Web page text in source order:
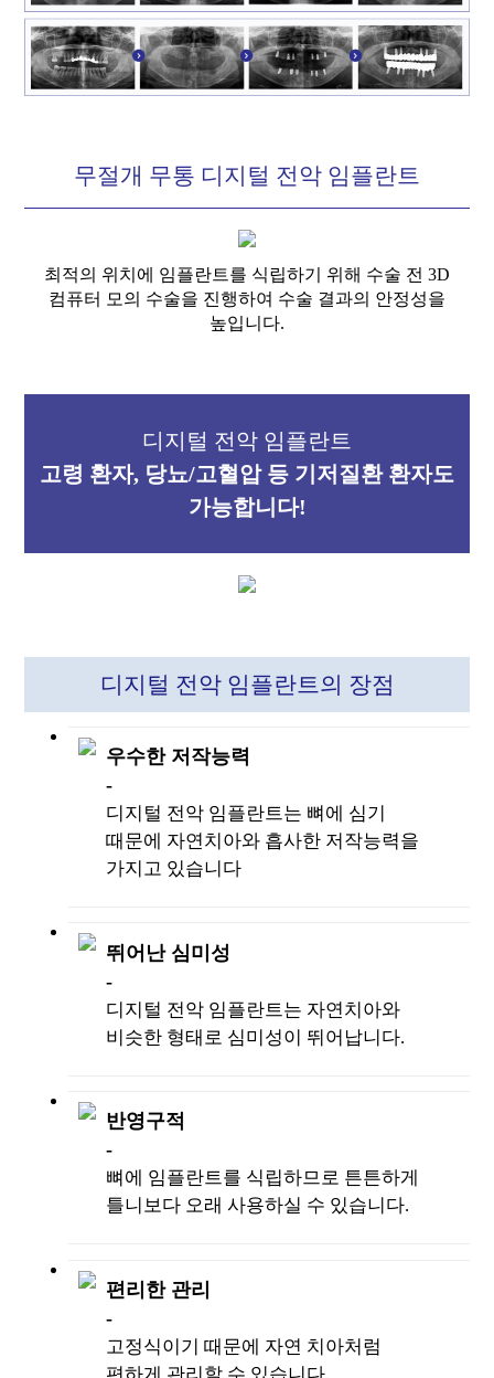
무절개 무통 디지털 전악 임플란트
최적의 위치에 임플란트를 식립하기 위해 수술 전 3D
컴퓨터 모의 수술을 진행하여 수술 결과의 안정성을
높입니다.
디지털 전악 임플란트
고령 환자, 당뇨/고혈압 등 기저질환 환자도
가능합니다!
디지털 전악 임플란트의 장점
우수한 저작능력
-
디지털 전악 임플란트는 뼈에 심기
때문에 자연치아와 흡사한 저작능력을
가지고 있습니다
뛰어난 심미성
-
디지털 전악 임플란트는 자연치아와
비슷한형태로 심미성이 뛰어납니다.
반영구적
-
뼈에 임플란트를 식립하므로 튼튼하게
틀니보다 오래 사용하실 수 있습니다.
편리한 관리
-
고정식이기 때문에 자연 치아처럼